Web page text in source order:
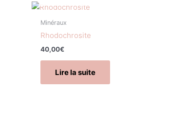
Minéraux
Rhodochrosite
40,00€
Lire la suite